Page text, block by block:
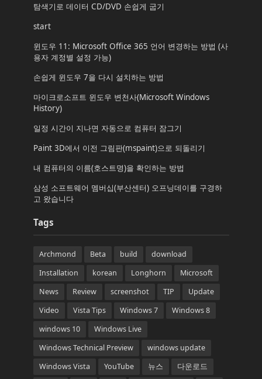
탐색기로 데이터 CD/DVD 손쉽게 굽기
start
윈도우 11: Microsoft Office 365 언어 변경하는 방법 (사
용자 계정별 설정 가능)
손쉽게 윈도우 7을 다시 설치하는 방법
마이크로소프트 윈도우 변천사(Microsoft Windows
History)
일정 시간이 지나면 자동으로 컴퓨터 잠그기
Paint 3D에서 이전 그림판(mspaint)으로 되돌리기
내 컴퓨터의 이름(호스트명)을 확인하는 방법
삼성 소프트웨어 멤버십(부산센터) 오프닝데이를 구경하
고 왔습니다
Tags
Archmond Beta build
download
Installation
korean Longhorn
Microsoft
News
Review screenshot TIP
Update
Video
Vista Tips Windows 7
Windows 8
windows 10
Windows Live
Windows Technical Preview
windows update
Windows Vista
YouTube 뉴스
다운로드